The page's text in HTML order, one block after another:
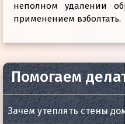
неполном удалении
применением взболтать.
Состав
Техническая
Размер файла:0.38
Помогаем
Зачем утеплять стены